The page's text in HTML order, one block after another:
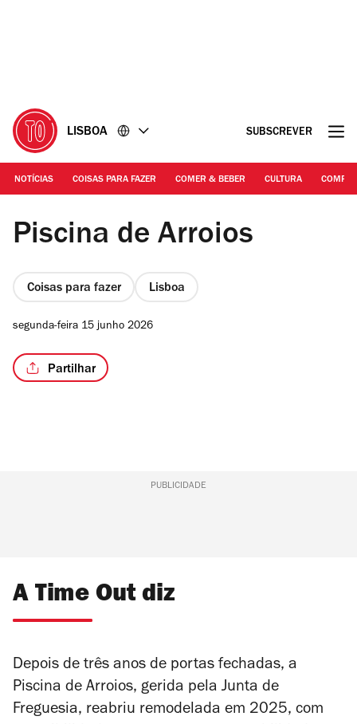
LISBOA SUBSCREVER
NOTÍCIAS COISAS PARA FAZER COMER & BEBER CULTURA
©Time Out | Piscina de Arroios
Piscina de Arroios
Coisas para fazer Lisboa
segunda-feira 15 junho 2026
Partilhar
PUBLICIDADE
A Time Out diz
Depois de três anos de portas fechadas, a
Piscina de Arroios, gerida pela Junta de
Freguesia, reabriu remodelada em 2025, com